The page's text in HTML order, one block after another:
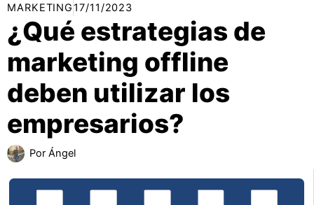
MARKETING17/11/2023
¿Qué estrategias de
marketing offline
deben utilizar los
empresarios?
Por Ángel